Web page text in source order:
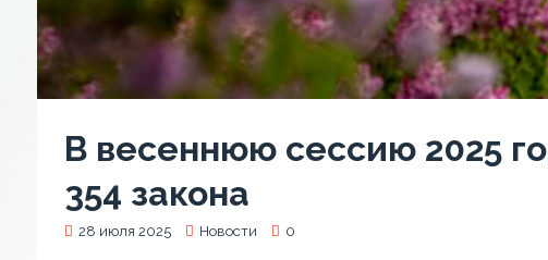
В весеннюю сессию 2025
354 закона
28 июля 2025 Новости 0